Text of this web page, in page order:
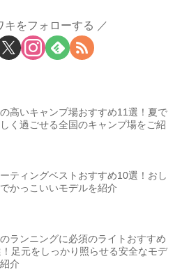
キをフォローする
高いキャンプ場おすすめ11選！夏で
く過ごせる全国のキャンプ場をご紹
ティングベストおすすめ10選！おし
かっこいいモデルを紹介
ランニングに必須のライトおすすめ
足元をしっかり照らせる安全なモデ
介